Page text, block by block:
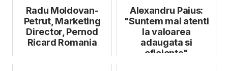
Radu Moldovan-
Petrut, Marketing
Director, Pernod
Ricard Romania
Alexandru Paius:
"Suntem mai atenti
la valoarea
adaugata si
eficienta"